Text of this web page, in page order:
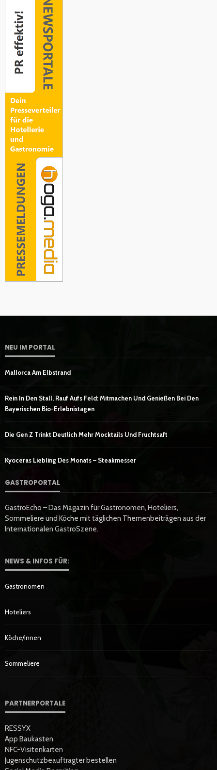
NEU IM PORTAL
Mallorca Am Elbstrand
Rein In Den Stall, Rauf Aufs Feld: Mitmachen Und Genießen Bei Den
Bayerischen Bio-Erlebnistagen
Die Gen Z Trinkt Deutlich Mehr Mocktails Und Fruchtsaft
Kyoceras Liebling Des Monats – Steakmesser
GASTROPORTAL
GastroEcho – Das Magazin für Gastronomen, Hoteliers,
Sommeliere und Köche mit täglichen Themenbeiträgen aus der
Internationalen GastroSzene.
NEWS & INFOS FÜR:
Gastronomen
Hoteliers
Köche/innen
Sommeliere
PARTNERPORTALE
RESSYX
App Baukasten
NFC-Visitenkarten
Jugenschutzbeauftragter bestellen